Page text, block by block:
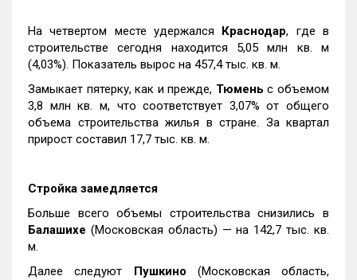
На четвертом месте удержался Краснодар, где в
строительстве сегодня находится 5,05 млн кв. м
(4,03%). Показатель вырос на 457,4 тыс. кв. м.
Замыкает пятерку, как и прежде, Тюмень с объемом
3,8 млн кв. м, что соответствует 3,07% от общего
объема строительства жилья в стране. За квартал
прирост составил 17,7 тыс. кв. м.
Стройка замедляется
Больше всего объемы строительства снизились в
Балашихе (Московская область) — на 142,7 тыс. кв.
м.
Далее следуют Пушкино (Московская область,